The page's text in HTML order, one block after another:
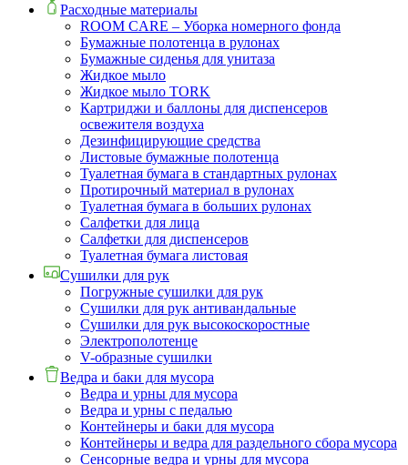
Расходные материалы
ROOM CARE – Уборка номерного фонда
Бумажные полотенца в рулонах
Бумажные сиденья для унитаза
Жидкое мыло
Жидкое мыло TORK
Картриджи и баллоны для диспенсеров
освежителя воздуха
Дезинфицирующие средства
Листовые бумажные полотенца
Туалетная бумага в стандартных рулонах
Протирочный материал в рулонах
Туалетная бумага в больших рулонах
Салфетки для лица
Салфетки для диспенсеров
Туалетная бумага листовая
Сушилки для рук
Погружные сушилки для рук
Сушилки для рук антивандальные
Сушилки для рук высокоскоростные
Электрополотенце
V-образные сушилки
Ведра и баки для мусора
Ведра и урны для мусора
Ведра и урны с педалью
Контейнеры и баки для мусора
Контейнеры и ведра для раздельного сбора мусора
Сенсорные ведра и урны для мусора